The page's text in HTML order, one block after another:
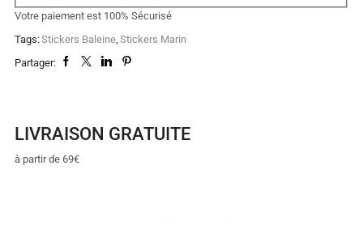
Votre paiement est 100% Sécurisé
Tags:Stickers Baleine Stickers Marin
Partager:
LIVRAISON GRATUITE
à partir de 69€